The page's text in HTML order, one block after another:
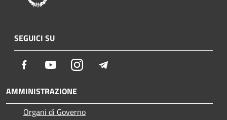
SEGUICI SU
Facebook YoutubeInstagram
AMMINISTRAZIONE
Organi di Governo